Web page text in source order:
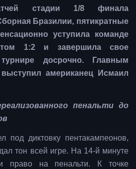
стадии 1/8 финала
Бразилии, пятикратные
уступила команде
1:2 и завершила свое
досрочно. Главным
американец Исмаил
пенальти до
под диктовку пентакампеонов,
тон всей игре. На 14-й минуте
право на пенальти. К точке